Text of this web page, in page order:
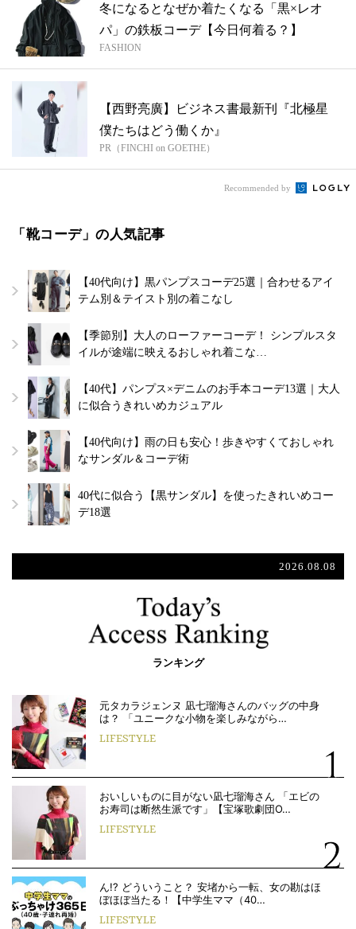
冬になるとなぜか着たくなる「黒×レオ
パ」の鉄板コーデ【今日何着る？】
FASHION
【西野亮廣】ビジネス書最新刊『北極星
僕たちはどう働くか』
PR（FINCHI on GOETHE）
Recommended by
「靴コーデ」の人気記事
【40代向け】黒パンプスコーデ25選｜合わせるアイ
テム別＆テイスト別の着こなし
【季節別】大人のローファーコーデ！ シンプルスタ
イルが途端に映えるおしゃれ着こな…
【40代】パンプス×デニムのお手本コーデ13選｜大人
に似合うきれいめカジュアル
【40代向け】雨の日も安心！歩きやすくておしゃれ
なサンダル＆コーデ術
40代に似合う【黒サンダル】を使ったきれいめコー
デ18選
2026.08.08
ランキング
元タカラジェンヌ 凪七瑠海さんのバッグの中身
は？ 「ユニークな小物を楽しみながら…
LIFESTYLE
おいしいものに目がない凪七瑠海さん 「エビの
お寿司は断然生派です」【宝塚歌劇団O…
LIFESTYLE
ん!? どういうこと？ 安堵から一転、女の勘はほ
ぼほぼ当たる！【中学生ママ（40…
LIFESTYLE